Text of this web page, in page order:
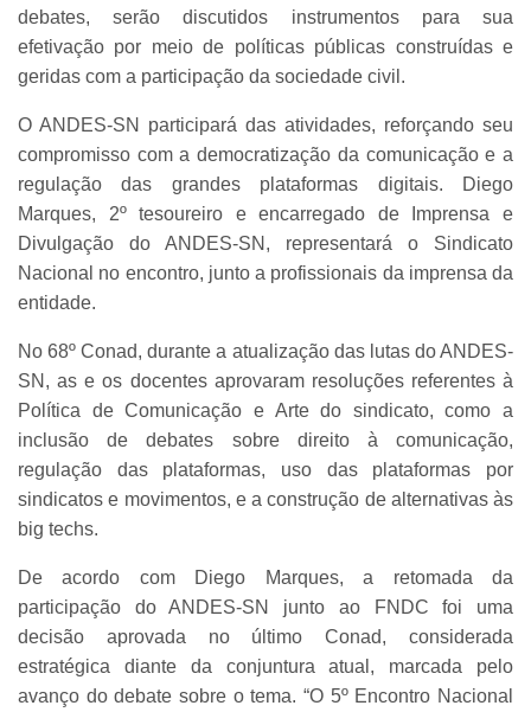
debates, serão discutidos instrumentos para sua
efetivação por meio de políticas públicas construídas e
geridas com a participação da sociedade civil.
O ANDES-SN participará das atividades, reforçando seu
compromisso com a democratização da comunicação e a
regulação das grandes plataformas digitais. Diego
Marques, 2º tesoureiro e encarregado de Imprensa e
Divulgação do ANDES-SN, representará o Sindicato
Nacional no encontro, junto a profissionais da imprensa da
entidade.
No 68º Conad, durante a atualização das lutas do ANDES-
SN, as e os docentes aprovaram resoluções referentes à
Política de Comunicação e Arte do sindicato, como a
inclusão de debates sobre direito à comunicação,
regulação das plataformas, uso das plataformas por
sindicatos e movimentos, e a construção de alternativas às
big techs.
De acordo com Diego Marques, a retomada da
participação do ANDES-SN junto ao FNDC foi uma
decisão aprovada no último Conad, considerada
estratégica diante da conjuntura atual, marcada pelo
avanço do debate sobre o tema. “O 5º Encontro Nacional